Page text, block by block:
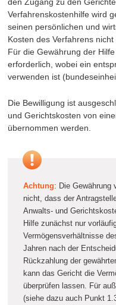
den Zugang zu den
Verfahrenskostenhilfe wird
seinen persönlichen und
Kosten des Verfahrens
Für die Gewährung der
erforderlich, wobei ein
verwenden ist
Die Bewilligung ist
und Gerichtskosten von
übernommen werden.
Achtung: Die Gewährung
nicht, dass der
Anwalts- und
Hilfe zunächst nur
Vermögensverhältnisse
Jahren nach der
Rückzahlung der
kann das Gericht die
überprüfen lassen. Für
(siehe dazu auch Punkt